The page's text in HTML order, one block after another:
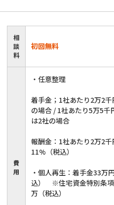
相
談
料
初回無料
費
用
・任意整理
着手金；1社あたり2万2
の場合 / 1社あたり5万5
は2社の場合
報酬金：1社あたり2万2
11%（税込）
・個人再生：着手金33万
込） ※住宅資金特別条項
万（税込）